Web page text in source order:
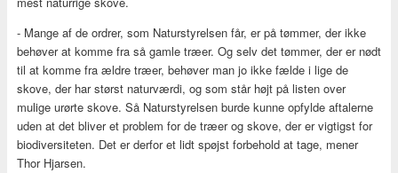
- Mange af de ordrer, som Naturstyrelsen får, er på tømmer, der ikke
behøver at komme fra så gamle træer. Og selv det tømmer, der er nødt
til at komme fra ældre træer, behøver man jo ikke fælde i lige de
skove, der har størst naturværdi, og som står højt på listen over
mulige urørte skove. Så Naturstyrelsen burde kunne opfylde aftalerne
uden at det bliver et problem for de træer og skove, der er vigtigst for
biodiversiteten. Det er derfor et lidt spøjst forbehold at tage, mener
Thor Hjarsen.